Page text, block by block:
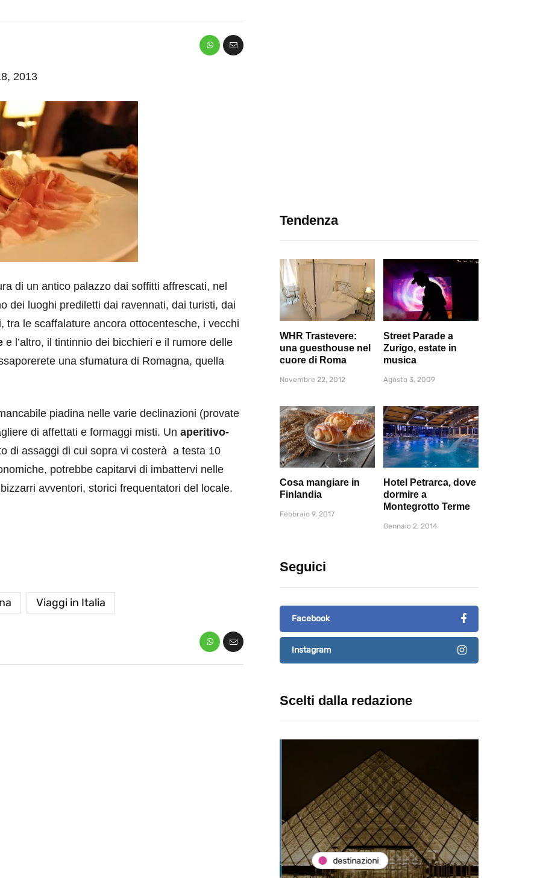
2013
di un antico palazzo dai soffitti affrescati, nel
dei luoghi prediletti dai ravennati, dai turisti, dai
tra le scaffalature ancora ottocentesche, i vecchi
e l’altro, il tintinnio dei bicchieri e il rumore delle
una sfumatura di Romagna, quella
piadina nelle varie declinazioni (provate
di affettati e formaggi misti. Un aperitivo-
di assaggi di cui sopra vi costerà a testa 10
potrebbe capitarvi di imbattervi nelle
avventori, storici frequentatori del locale.
Viaggi in Italia
Tendenza
WHR Trastevere:
una guesthouse nel
cuore di Roma
Novembre 22, 2012
Street Parade a
Zurigo, estate in
musica
Agosto 3, 2009
Cosa mangiare in
Finlandia
Febbraio 9, 2017
Hotel Petrarca, dove
dormire a
Montegrotto Terme
Gennaio 2, 2014
Seguici
Facebook
Instagram
Scelti dalla redazione
destinazioni